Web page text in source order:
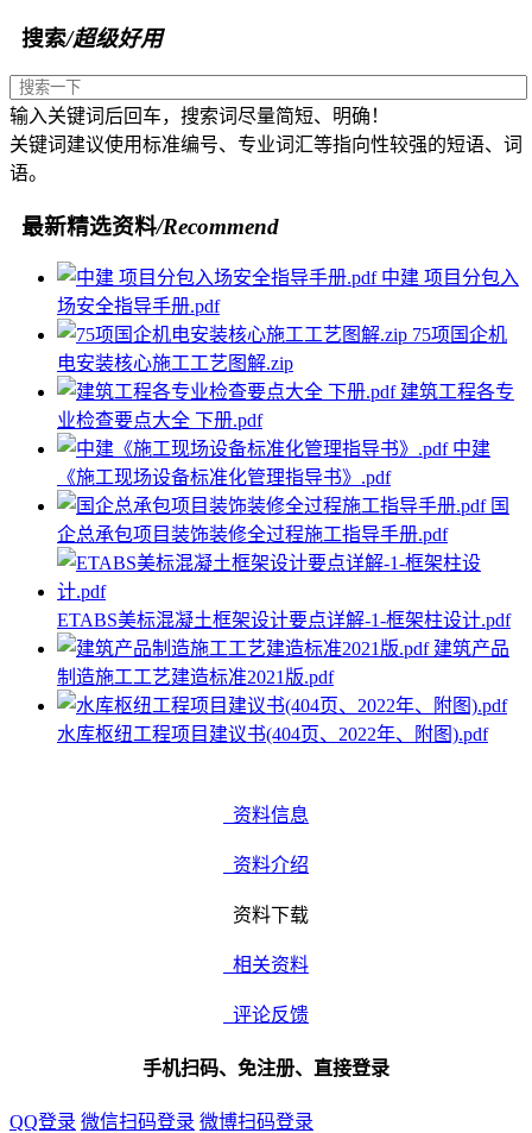
搜索/超级好用
输入关键词后回车，搜索词尽量简短、明确！
关键词建议使用标准编号、专业词汇等指向性较强的短语、词
语。
最新精选资料/Recommend
中建 项目分包入
场安全指导手册.pdf
75项国企机
电安装核心施工工艺图解.zip
建筑工程各专
业检查要点大全 下册.pdf
中建
《施工现场设备标准化管理指导书》.pdf
国
企总承包项目装饰装修全过程施工指导手册.pdf
ETABS美标混凝土框架设计要点详解-1-框架柱设计.pdf
建筑产品
制造施工工艺建造标准2021版.pdf
水库枢纽工程项目建议书(404页、2022年、附图).pdf
资料信息
资料介绍
资料下载
相关资料
评论反馈
手机扫码、免注册、直接登录
QQ登录 微信扫码登录 微博扫码登录